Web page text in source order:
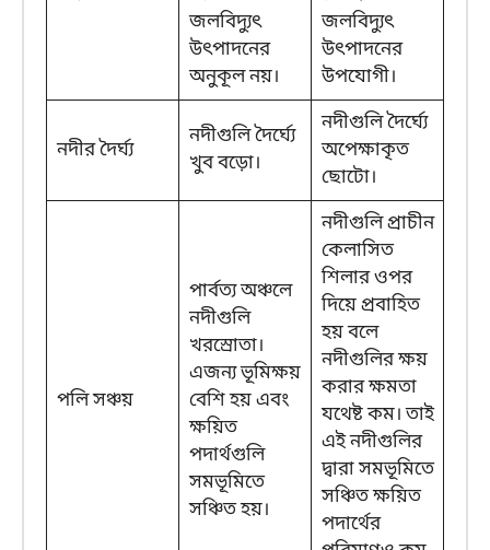
জলবিদ্যুৎ
উৎপাদনের
অনুকূল নয়।
জলবিদ্যুৎ
উৎপাদনের
উপযোগী।
নদীর দৈর্ঘ্য
নদীগুলি দৈর্ঘ্যে
খুব বড়ো।
নদীগুলি দৈর্ঘ্যে
অপেক্ষাকৃত
ছোটো।
পলি সঞ্চয়
পার্বত্য অঞ্চলে
নদীগুলি
খরস্রোতা।
এজন্য ভূমিক্ষয়
বেশি হয় এবং
ক্ষয়িত
পদার্থগুলি
সমভূমিতে
সঞ্চিত হয়।
নদীগুলি প্রাচীন
কেলাসিত
শিলার ওপর
দিয়ে প্রবাহিত
হয় বলে
নদীগুলির ক্ষয়
করার ক্ষমতা
যথেষ্ট কম। তাই
এই নদীগুলির
দ্বারা সমভূমিতে
সঞ্চিত ক্ষয়িত
পদার্থের